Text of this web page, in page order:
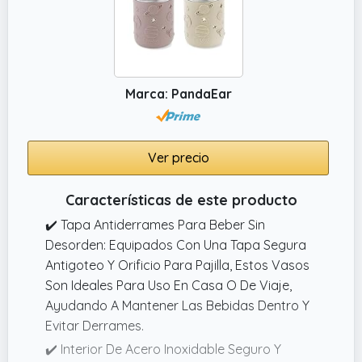
Marca: PandaEar
Ver precio
Características de este producto
✔️ Tapa Antiderrames Para Beber Sin
Desorden: Equipados Con Una Tapa Segura
Antigoteo Y Orificio Para Pajilla, Estos Vasos
Son Ideales Para Uso En Casa O De Viaje,
Ayudando A Mantener Las Bebidas Dentro Y
Evitar Derrames.
✔️ Interior De Acero Inoxidable Seguro Y